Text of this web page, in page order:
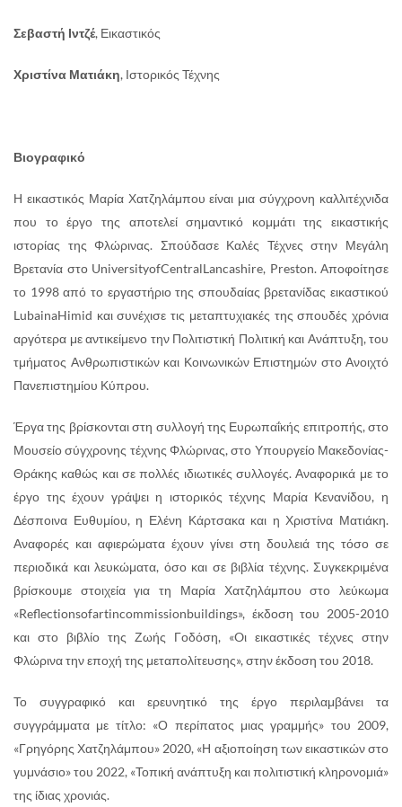
Σεβαστή Ιντζέ, Εικαστικός
Χριστίνα Ματιάκη, Ιστορικός Τέχνης
Βιογραφικό
Η εικαστικός Μαρία Χατζηλάμπου είναι μια σύγχρονη καλλιτέχνιδα
που το έργο της αποτελεί σημαντικό κομμάτι της εικαστικής
ιστορίας της Φλώρινας. Σπούδασε Καλές Τέχνες στην Μεγάλη
Βρετανία στο UniversityofCentralLancashire, Preston. Αποφοίτησε
το 1998 από το εργαστήριο της σπουδαίας βρετανίδας εικαστικού
LubainaHimid και συνέχισε τις μεταπτυχιακές της σπουδές χρόνια
αργότερα με αντικείμενο την Πολιτιστική Πολιτική και Ανάπτυξη, του
τμήματος Ανθρωπιστικών και Κοινωνικών Επιστημών στο Ανοιχτό
Πανεπιστημίου Κύπρου.
Έργα της βρίσκονται στη συλλογή της Ευρωπαΐκής επιτροπής, στο
Μουσείο σύγχρονης τέχνης Φλώρινας, στο Υπουργείο Μακεδονίας-
Θράκης καθώς και σε πολλές ιδιωτικές συλλογές. Αναφορικά με το
έργο της έχουν γράψει η ιστορικός τέχνης Μαρία Κενανίδου, η
Δέσποινα Ευθυμίου, η Ελένη Κάρτσακα και η Χριστίνα Ματιάκη.
Αναφορές και αφιερώματα έχουν γίνει στη δουλειά της τόσο σε
περιοδικά και λευκώματα, όσο και σε βιβλία τέχνης. Συγκεκριμένα
βρίσκουμε στοιχεία για τη Μαρία Χατζηλάμπου στο λεύκωμα
«Reflectionsofartincommissionbuildings», έκδοση του 2005-2010
και στο βιβλίο της Ζωής Γοδόση, «Oι εικαστικές τέχνες στην
Φλώρινα την εποχή της μεταπολίτευσης», στην έκδοση του 2018.
Το συγγραφικό και ερευνητικό της έργο περιλαμβάνει τα
συγγράμματα με τίτλο: «Ο περίπατος μιας γραμμής» του 2009,
«Γρηγόρης Χατζηλάμπου» 2020, «Η αξιοποίηση των εικαστικών στο
γυμνάσιο» του 2022, «Τοπική ανάπτυξη και πολιτιστική κληρονομιά»
της ίδιας χρονιάς.